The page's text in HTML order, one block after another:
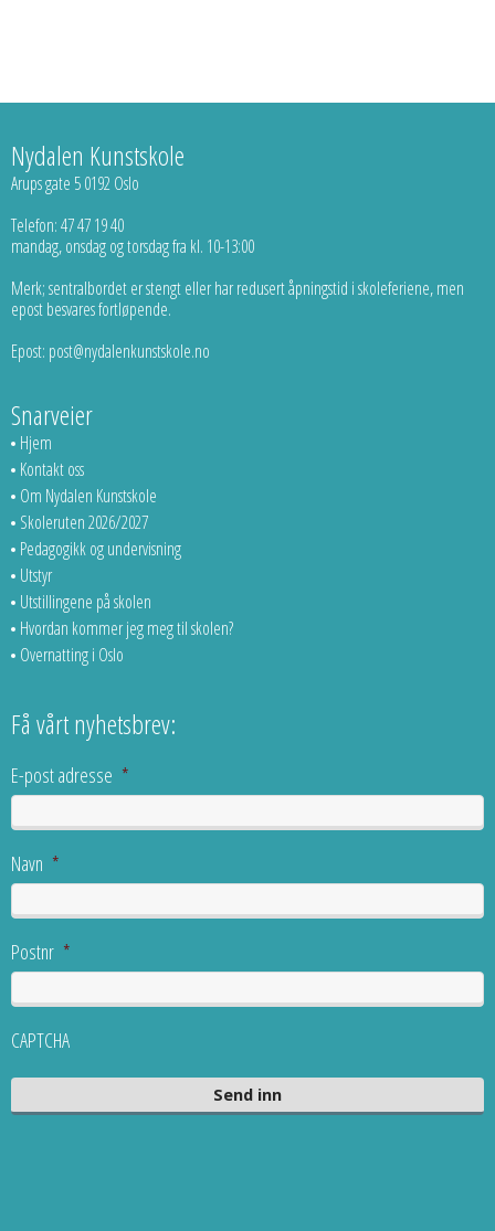
Nydalen Kunstskole
Arups gate 5 0192 Oslo
Telefon: 47 47 19 40
mandag, onsdag og torsdag fra kl. 10-13:00
Merk; sentralbordet er stengt eller har redusert åpningstid i skoleferiene, men
epost besvares fortløpende.
Epost: post@nydalenkunstskole.no
Snarveier
Hjem
Kontakt oss
Om Nydalen Kunstskole
Skoleruten 2026/2027
Pedagogikk og undervisning
Utstyr
Utstillingene på skolen
Hvordan kommer jeg meg til skolen?
Overnatting i Oslo
Få vårt nyhetsbrev:
E-post adresse *
Navn *
Postnr *
CAPTCHA